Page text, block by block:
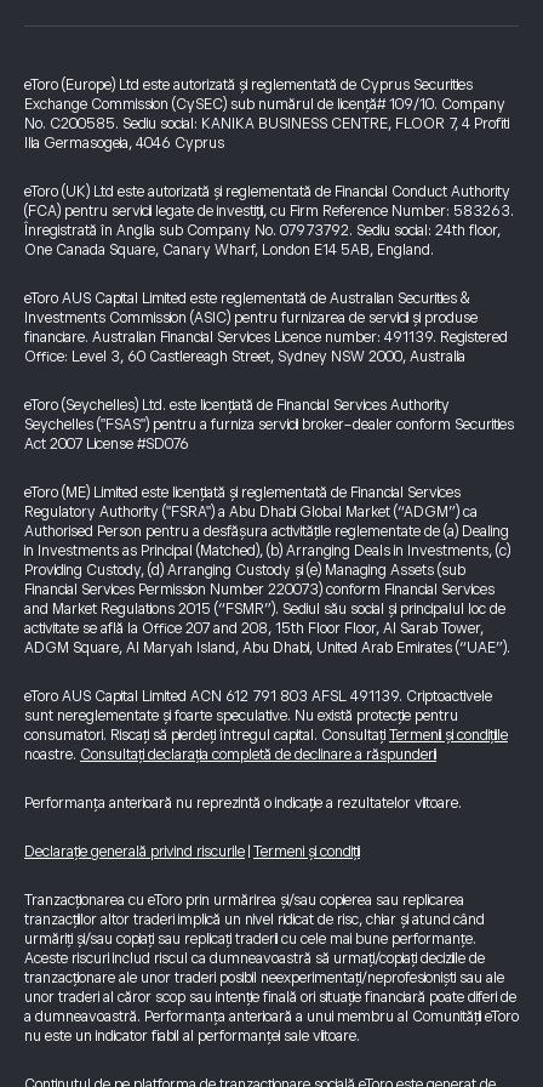
eToro (Europe) Ltd este autorizată și reglementată de Cyprus Securities
Exchange Commission (CySEC) sub numărul de licență# 109/10. Company
No. C200585. Sediu social: KANIKA BUSINESS CENTRE, FLOOR 7, 4 Profiti
Ilia Germasogeia, 4046 Cyprus
eToro (UK) Ltd este autorizată și reglementată de Financial Conduct Authority
(FCA) pentru servicii legate de investiții, cu Firm Reference Number: 583263.
Înregistrată în Anglia sub Company No. 07973792. Sediu social: 24th floor,
One Canada Square, Canary Wharf, London E14 5AB, England.
eToro AUS Capital Limited este reglementată de Australian Securities &
Investments Commission (ASIC) pentru furnizarea de servicii și produse
financiare. Australian Financial Services Licence number: 491139. Registered
Office: Level 3, 60 Castlereagh Street, Sydney NSW 2000, Australia
eToro (Seychelles) Ltd. este licențiată de Financial Services Authority
Seychelles ("FSAS") pentru a furniza servicii broker-dealer conform Securities
Act 2007 License #SD076
eToro (ME) Limited este licențiată și reglementată de Financial Services
Regulatory Authority ("FSRA") a Abu Dhabi Global Market (“ADGM”) ca
Authorised Person pentru a desfășura activitățile reglementate de (a) Dealing
in Investments as Principal (Matched), (b) Arranging Deals in Investments, (c)
Providing Custody, (d) Arranging Custody și (e) Managing Assets (sub
Financial Services Permission Number 220073) conform Financial Services
and Market Regulations 2015 (“FSMR”). Sediul său social și principalul loc de
activitate se află la Office 207 and 208, 15th Floor Floor, Al Sarab Tower,
ADGM Square, Al Maryah Island, Abu Dhabi, United Arab Emirates (“UAE”).
eToro AUS Capital Limited ACN 612 791 803 AFSL 491139. Criptoactivele
sunt nereglementate și foarte speculative. Nu există protecție pentru
consumatori. Riscați să pierdeți întregul capital. Consultați Termenii și condițiile
noastre. Consultați declarația completă de declinare a răspunderii
Performanța anterioară nu reprezintă o indicație a rezultatelor viitoare.
Declarație generală privind riscurile Termeni și condiții
Tranzacționarea cu eToro prin urmărirea și/sau copierea sau replicarea
tranzacțiilor altor traderi implică un nivel ridicat de risc, chiar și atunci când
urmăriți și/sau copiați sau replicați traderii cu cele mai bune performanțe.
Aceste riscuri includ riscul ca dumneavoastră să urmați/copiați deciziile de
tranzacționare ale unor traderi posibil neexperimentați/neprofesioniști sau ale
unor traderi al căror scop sau intenție finală ori situație financiară poate diferi de
a dumneavoastră. Performanța anterioară a unui membru al Comunității eToro
nu este un indicator fiabil al performanței sale viitoare.